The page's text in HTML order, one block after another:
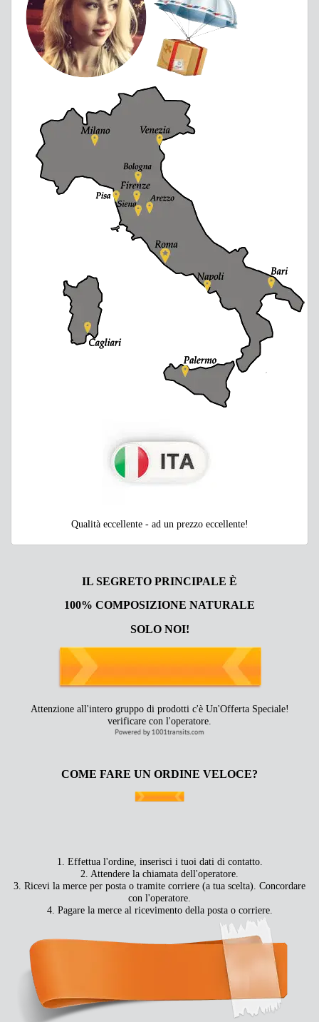
Qualità eccellente - ad un prezzo eccellente!
IL SEGRETO PRINCIPALE È
100% COMPOSIZIONE NATURALE
SOLO NOI!
Attenzione all'intero gruppo di prodotti c'è Un'Offerta Speciale!
verificare con l'operatore.
COME FARE UN ORDINE VELOCE?
1. Effettua l'ordine, inserisci i tuoi dati di contatto.
2. Attendere la chiamata dell'operatore.
3. Ricevi la merce per posta o tramite corriere (a tua scelta). Concordare
con l'operatore.
4. Pagare la merce al ricevimento della posta o corriere.